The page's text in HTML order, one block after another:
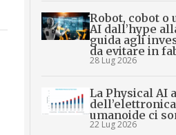
Robot, cobot o
AI dall’hype
guida agli
da evitare in
28 Lug 2026
La Physical AI
umanoide ci
22 Lug 2026